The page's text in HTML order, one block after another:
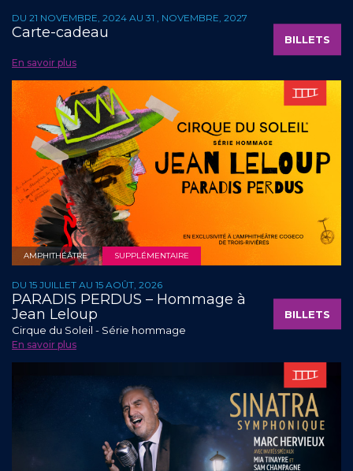
DU 21 NOVEMBRE, 2024 AU 31 , NOVEMBRE, 2027
Carte-cadeau
En savoir plus
BILLETS
AMPHITHÉÂTRE SUPPLÉMENTAIRE
DU 15 JUILLET AU 15 AOÛT, 2026
PARADIS PERDUS – Hommage à
Jean Leloup
Cirque du Soleil - Série hommage
En savoir plus
BILLETS